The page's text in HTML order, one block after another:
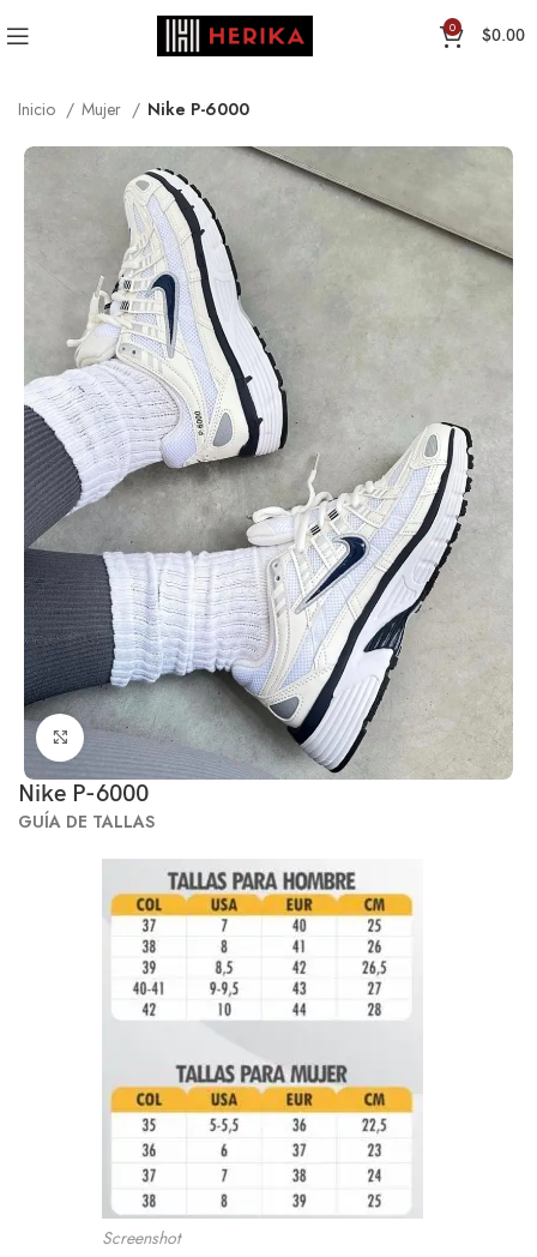
0 $0.00
Inicio Mujer Nike P-6000
Click to enlarge
Nike P-6000
GUÍA DE TALLAS
Screenshot